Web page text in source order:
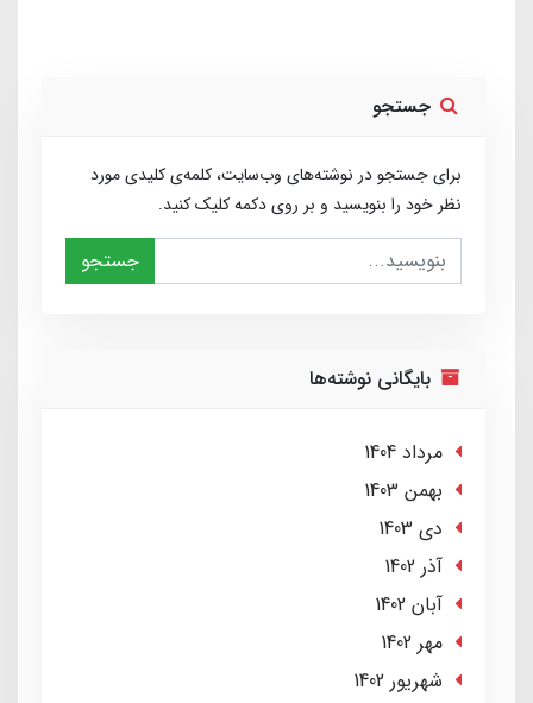
جستجو
برای جستجو در نوشته‌های وب‌سایت، کلمه‌ی کلیدی مورد
نظر خود را بنویسید و بر روی دکمه کلیک کنید.
جستجو
بایگانی نوشته‌ها
مرداد 1404
بهمن 1403
دی 1403
آذر 1402
آبان 1402
مهر 1402
شهریور 1402